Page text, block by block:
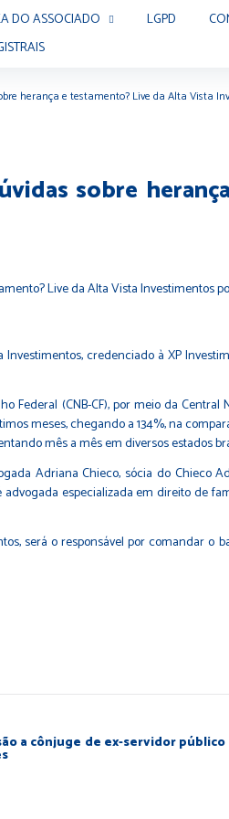
DO ASSOCIADO LGPD
herança e testamento? Live da Alta Vista
sobre
Investimentos, credenciado à XP
Federal (CNB-CF), por meio da
meses, chegando a 134%, na
mês a mês em diversos estados
Adriana Chieco, sócia do Chieco
advogada especializada em direito
será o responsável por comandar
a cônjuge de ex-servidor público